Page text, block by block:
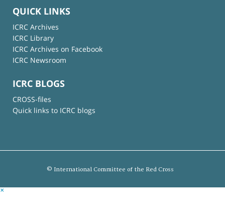
QUICK LINKS
ICRC Archives
ICRC Library
ICRC Archives on Facebook
ICRC Newsroom
ICRC BLOGS
CROSS-files
Quick links to ICRC blogs
© International Committee of the Red Cross
×